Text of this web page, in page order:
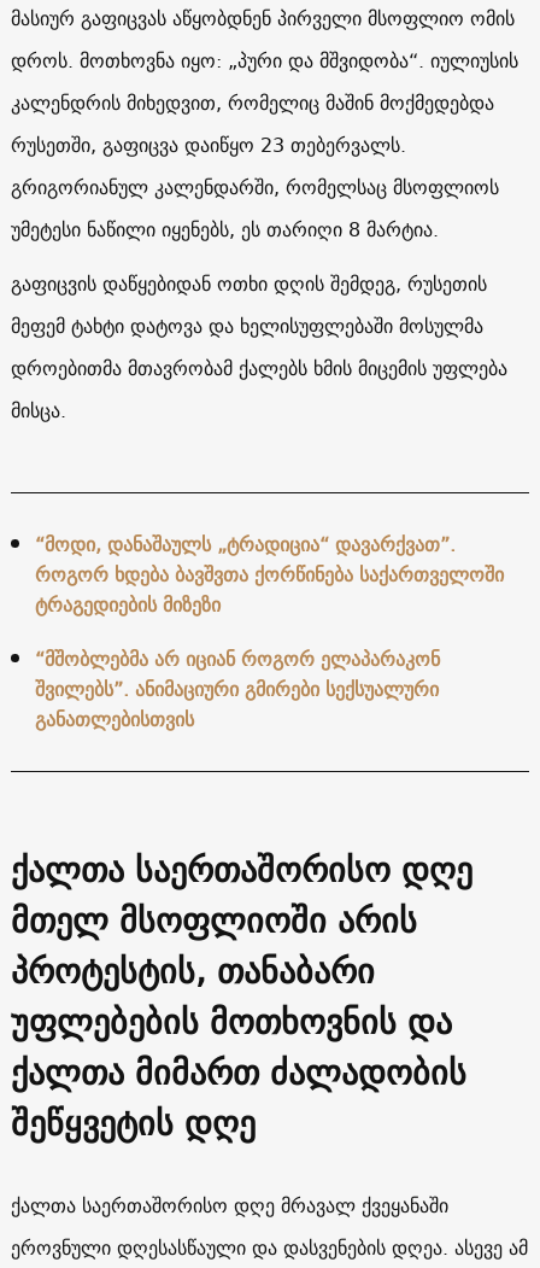
მასიურ გაფიცვას აწყობდნენ პირველი მსოფლიო ომის
დროს. მოთხოვნა იყო: „პური და მშვიდობა“. იულიუსის
კალენდრის მიხედვით, რომელიც მაშინ მოქმედებდა
რუსეთში, გაფიცვა დაიწყო 23 თებერვალს.
გრიგორიანულ კალენდარში, რომელსაც მსოფლიოს
უმეტესი ნაწილი იყენებს, ეს თარიღი 8 მარტია.
გაფიცვის დაწყებიდან ოთხი დღის შემდეგ, რუსეთის
მეფემ ტახტი დატოვა და ხელისუფლებაში მოსულმა
დროებითმა მთავრობამ ქალებს ხმის მიცემის უფლება
მისცა.
“მოდი, დანაშაულს „ტრადიცია“ დავარქვათ”.
როგორ ხდება ბავშვთა ქორწინება საქართველოში
ტრაგედიების მიზეზი
“მშობლებმა არ იციან როგორ ელაპარაკონ
შვილებს”. ანიმაციური გმირები სექსუალური
განათლებისთვის
ქალთა საერთაშორისო დღე
მთელ მსოფლიოში არის
პროტესტის, თანაბარი
უფლებების მოთხოვნის და
ქალთა მიმართ ძალადობის
შეწყვეტის დღე
ქალთა საერთაშორისო დღე მრავალ ქვეყანაში
ეროვნული დღესასწაული და დასვენების დღეა. ასევე ამ